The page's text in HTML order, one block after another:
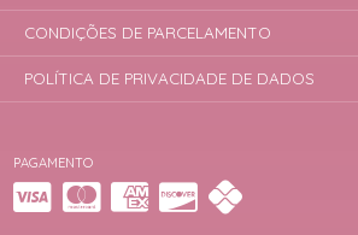
PAGAMENTO
CONDIÇÕES DE PARCELAMENTO
POLÍTICA DE PRIVACIDADE DE DADOS